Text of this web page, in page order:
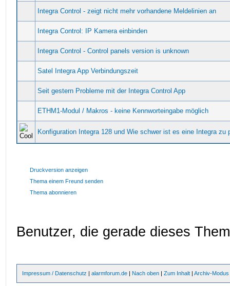
Integra Control - zeigt nicht mehr vorhandene Meldelinien an
Integra Control: IP Kamera einbinden
Integra Control - Control panels version is unknown
Satel Integra App Verbindungszeit
Seit gestern Probleme mit der Integra Control App
ETHM1-Modul / Makros - keine Kennworteingabe möglich
Konfiguration Integra 128 und Wie schwer ist es eine Integra zu
Druckversion anzeigen
Thema einem Freund senden
Thema abonnieren
Benutzer, die gerade dieses
Impressum / Datenschutz |alarmforum.de | Nach oben |Zum Inhalt |Archiv-Modus